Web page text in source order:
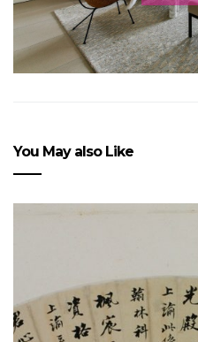
You May also Like